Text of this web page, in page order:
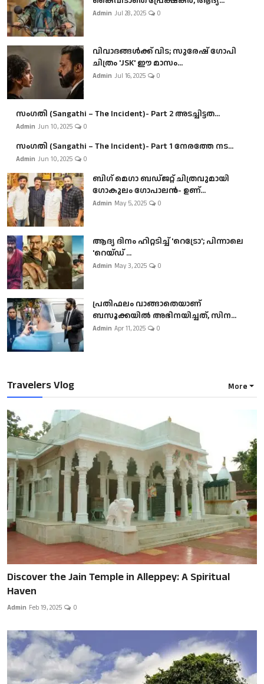
Admin Jul 28, 2025 0
വിവാദങ്ങൾക്ക് വിട; സുരേഷ് ഗോപി
ചിത്രം 'JSK' ഈ മാസം...
Admin Jul 16, 2025 0
സംഗതി (Sangathi – The Incident)- Part 2 അടച്ചിട്ടത...
Admin Jun 10, 2025 0
സംഗതി (Sangathi – The Incident)- Part 1 നേരത്തേ നട...
Admin Jun 10, 2025 0
ബി​ഗ് മെഗാ ബഡ്ജറ്റ് ചിത്രവുമായി
ഗോകുലം ഗോപാലൻ- ഉണ്...
Admin May 5, 2025 0
ആദ്യ ദിനം ഹിറ്റടിച്ച് 'റെട്രോ'; പിന്നാലെ
'റെയ്ഡ് ...
Admin May 3, 2025 0
പ്രതിഫലം വാങ്ങാതെയാണ്
ബസൂക്കയില്‍ അഭിനയിച്ചത്, സിന...
Admin Apr 11, 2025 0
Travelers Vlog More
Discover the Jain Temple in Alleppey: A Spiritual
Haven
Admin Feb 19, 2025 0